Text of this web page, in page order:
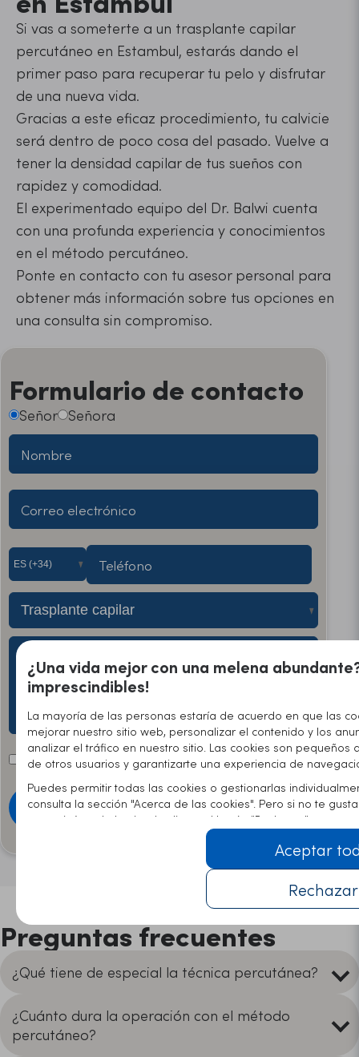
Si vas a someterte a un trasplante capilar
percutáneo en Estambul, estarás dando el
primer paso para recuperar tu pelo y disfrutar
de una nueva vida.
Gracias a este eficaz procedimiento, tu calvicie
será dentro de poco cosa del pasado. Vuelve a
tener la densidad capilar de tus sueños con
rapidez y comodidad.
El experimentado equipo del Dr. Balwi cuenta
con una profunda experiencia y conocimientos
en el método percutáneo.
Ponte en contacto con tu asesor personal para
obtener más información sobre tus opciones en
una consulta sin compromiso.
Formulario de contacto
Señor Señora
Nombre
Correo electrónico
Teléfono
He leído y acepto la ley deprotección de datos.
Enviar
Preguntas frecuentes
¿Qué tiene de especial la técnica percutánea?
¿Cuánto dura la operación con el método
percutáneo?
¿Una vida mejor con una melena
imprescindibles!
La mayoría de las personas estaría de acuerdo en que las
mejorar nuestro sitio web, personalizar el contenido y los
analizar el tráfico en nuestro sitio. Las cookies son
de otros usuarios y garantizarte una experiencia de
Puedes permitir todas las cookies o gestionarlas
consulta la sección "Acerca de las cookies". Pero si no te
comunicárnoslo haciendo clic en el botón "Rechazar".
Aceptar
Rechazar